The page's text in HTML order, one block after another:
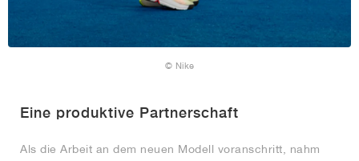
© Nike
Eine produktive Partnerschaft
Als die Arbeit an dem neuen Modell voranschritt, nahm